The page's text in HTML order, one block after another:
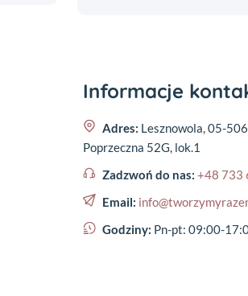
Informacje
Adres: Lesznowola, 05-
Poprzeczna 52G, lok.1
Zadzwoń do nas: +48 733
Email:
Godziny: Pn-pt: 09:00-